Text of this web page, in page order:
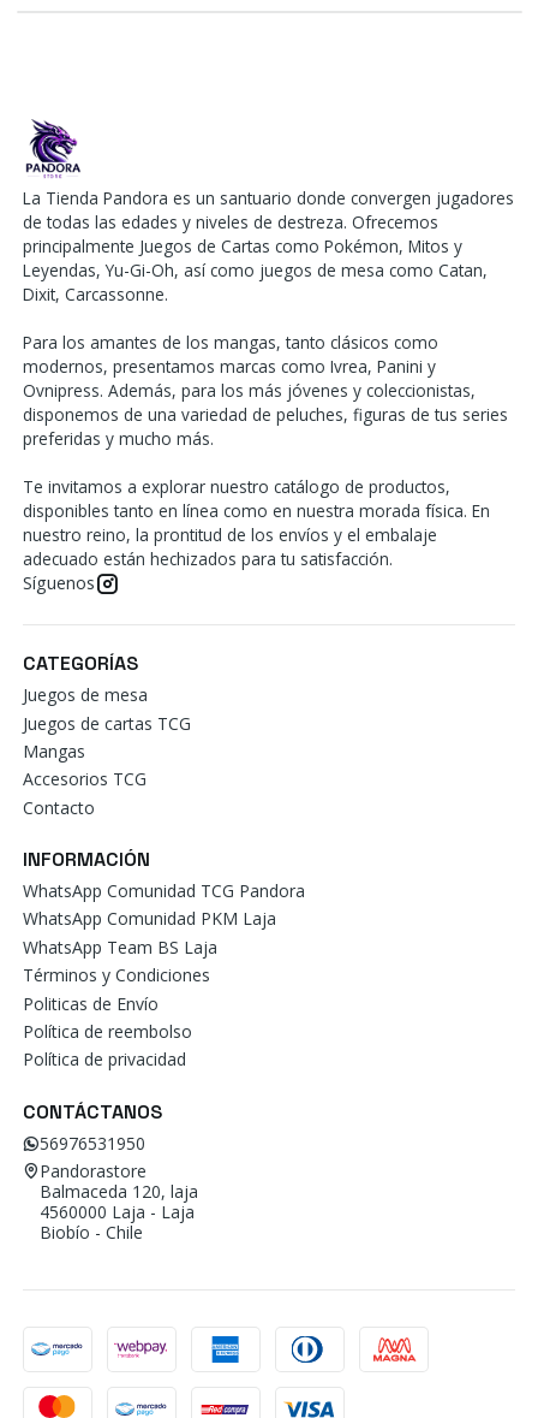
La Tienda Pandora es un santuario donde convergen jugadores
de todas las edades y niveles de destreza. Ofrecemos
principalmente Juegos de Cartas como Pokémon, Mitos y
Leyendas, Yu-Gi-Oh, así como juegos de mesa como Catan,
Dixit, Carcassonne.
Para los amantes de los mangas, tanto clásicos como
modernos, presentamos marcas como Ivrea, Panini y
Ovnipress. Además, para los más jóvenes y coleccionistas,
disponemos de una variedad de peluches, figuras de tus series
preferidas y mucho más.
Te invitamos a explorar nuestro catálogo de productos,
disponibles tanto en línea como en nuestra morada física. En
nuestro reino, la prontitud de los envíos y el embalaje
adecuado están hechizados para tu satisfacción.
Síguenos
CATEGORÍAS
Juegos de mesa
Juegos de cartas TCG
Mangas
Accesorios TCG
Contacto
INFORMACIÓN
WhatsApp Comunidad TCG Pandora
WhatsApp Comunidad PKM Laja
WhatsApp Team BS Laja
Términos y Condiciones
Politicas de Envío
Política de reembolso
Política de privacidad
CONTÁCTANOS
56976531950
Pandorastore
Balmaceda 120, laja
4560000 Laja - Laja
Biobío - Chile